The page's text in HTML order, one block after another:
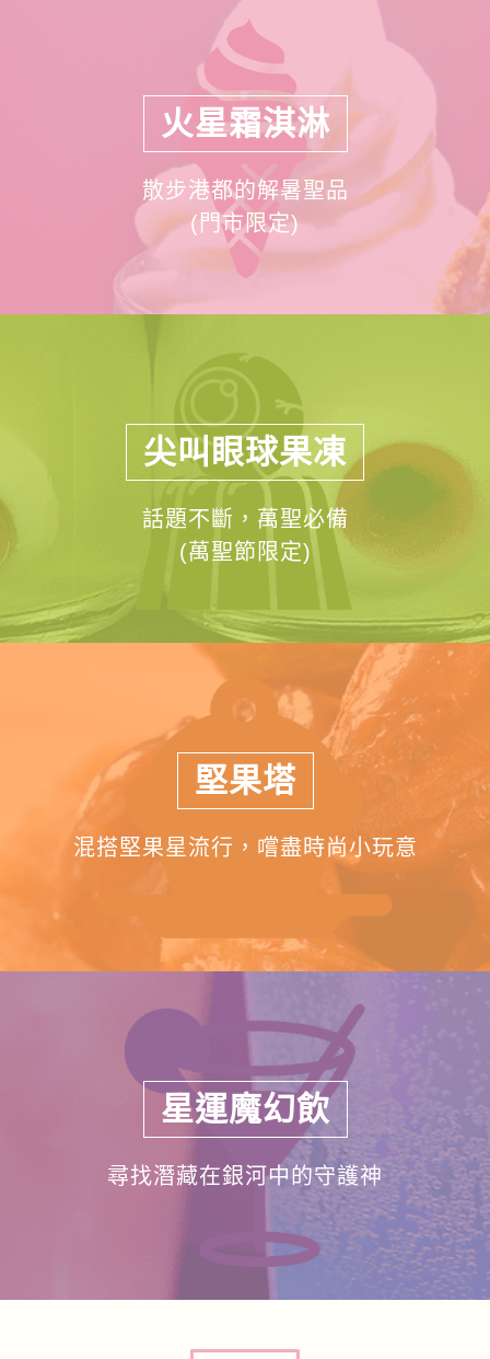
火星霜淇淋
散步港都的解暑聖品
(門市限定)
尖叫眼球果凍
話題不斷，萬聖必備
(萬聖節限定)
堅果塔
混搭堅果星流行，嚐盡時尚小玩意
星運魔幻飲
尋找潛藏在銀河中的守護神